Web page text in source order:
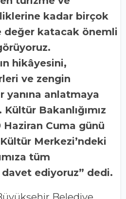
kadar birçok
değer katacak önemli
hikâyesini,
ve zengin
yanına anlatmaya
Bakanlığımız
Haziran Cuma günü
Merkezi’ndeki
tüm
ediyoruz” dedi.